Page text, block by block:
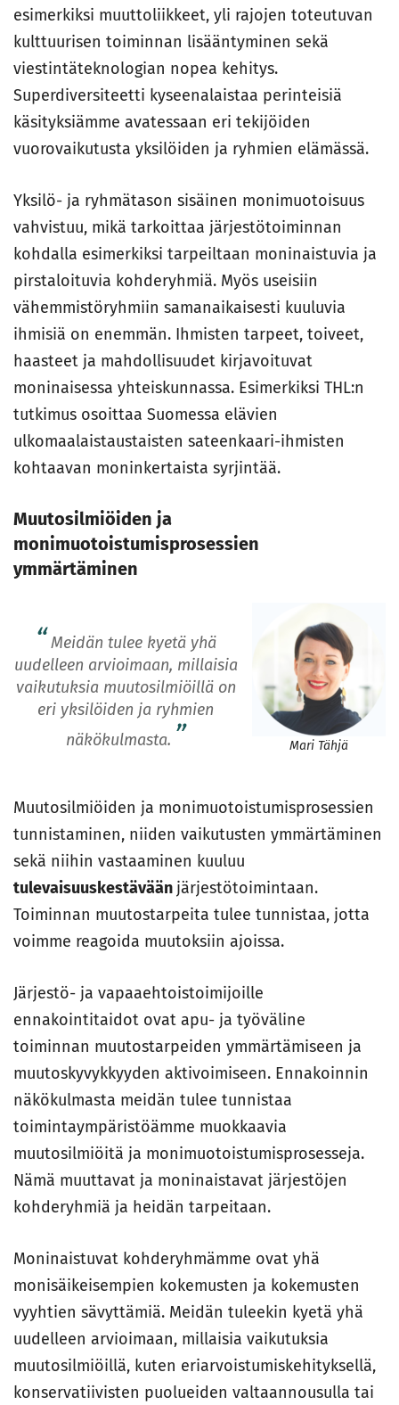
esimerkiksi muuttoliikkeet, yli rajojen toteutuvan
kulttuurisen toiminnan lisääntyminen sekä
viestintäteknologian nopea kehitys.
Superdiversiteetti kyseenalaistaa perinteisiä
käsityksiämme avatessaan eri tekijöiden
vuorovaikutusta yksilöiden ja ryhmien elämässä.
Yksilö- ja ryhmätason sisäinen monimuotoisuus
vahvistuu, mikä tarkoittaa järjestötoiminnan
kohdalla esimerkiksi tarpeiltaan moninaistuvia ja
pirstaloituvia kohderyhmiä. Myös useisiin
vähemmistöryhmiin samanaikaisesti kuuluvia
ihmisiä on enemmän. Ihmisten tarpeet, toiveet,
haasteet ja mahdollisuudet kirjavoituvat
moninaisessa yhteiskunnassa. Esimerkiksi THL:n
tutkimus osoittaa Suomessa elävien
ulkomaalaistaustaisten sateenkaari-ihmisten
kohtaavan moninkertaista syrjintää.
Muutosilmiöiden ja
monimuotoistumisprosessien
ymmärtäminen
Mari Tähjä
Meidän tulee kyetä yhä
uudelleen arvioimaan, millaisia
vaikutuksia muutosilmiöillä on
eri yksilöiden ja ryhmien
näkökulmasta.
Muutosilmiöiden ja monimuotoistumisprosessien
tunnistaminen, niiden vaikutusten ymmärtäminen
sekä niihin vastaaminen kuuluu
tulevaisuuskestävään järjestötoimintaan.
Toiminnan muutostarpeita tulee tunnistaa, jotta
voimme reagoida muutoksiin ajoissa.
Järjestö- ja vapaaehtoistoimijoille
ennakointitaidot ovat apu- ja työväline
toiminnan muutostarpeiden ymmärtämiseen ja
muutoskyvykkyyden aktivoimiseen. Ennakoinnin
näkökulmasta meidän tulee tunnistaa
toimintaympäristöämme muokkaavia
muutosilmiöitä ja monimuotoistumisprosesseja.
Nämä muuttavat ja moninaistavat järjestöjen
kohderyhmiä ja heidän tarpeitaan.
Moninaistuvat kohderyhmämme ovat yhä
monisäikeisempien kokemusten ja kokemusten
vyyhtien sävyttämiä. Meidän tuleekin kyetä yhä
uudelleen arvioimaan, millaisia vaikutuksia
muutosilmiöillä, kuten eriarvoistumiskehityksellä,
konservatiivisten puolueiden valtaannousulla tai